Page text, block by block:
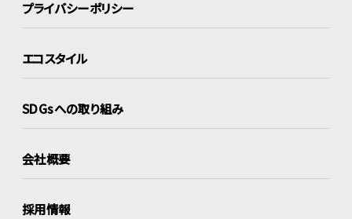
プライバシーポリシー
エコスタイル
SDGsへの取り組み
会社概要
採用情報